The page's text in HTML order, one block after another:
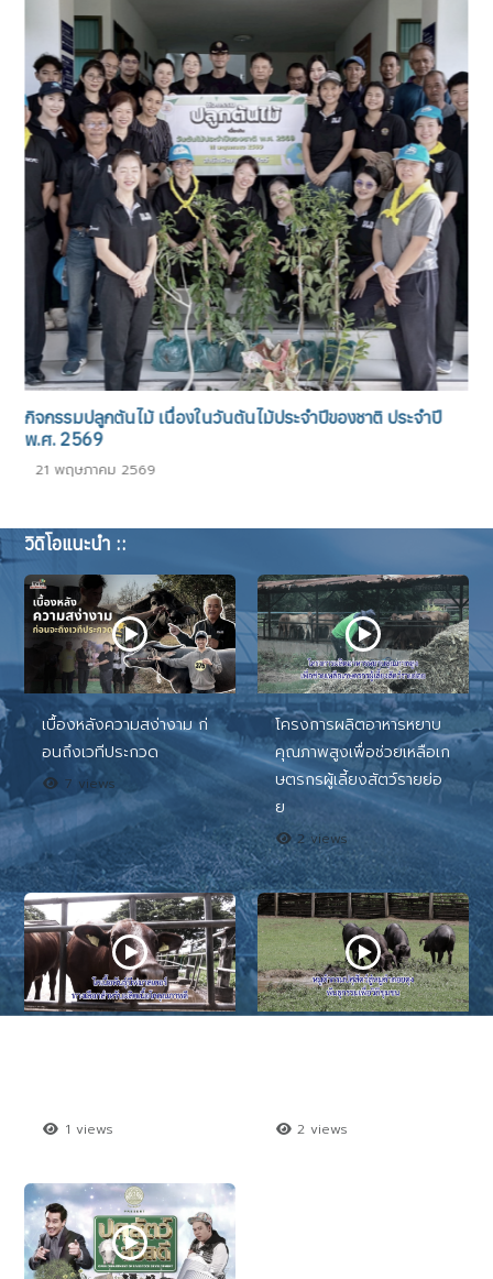
กิจกรรมปลูกต้นไม้ เนื่องในวันต้นไม้ประจำปีของชาติ ประจำปี
พ.ศ. 2569
21 พฤษภาคม 2569
วิดิโอแนะนำ ::
เบื้องหลังความสง่างาม ก่
อนถึงเวทีประกวด
7 views
โครงการผลิตอาหารหยาบ
คุณภาพสูงเพื่อช่วยเหลือเก
ษตรกรผู้เลี้ยงสัตว์รายย่อ
ย
2 views
1 views 2 views